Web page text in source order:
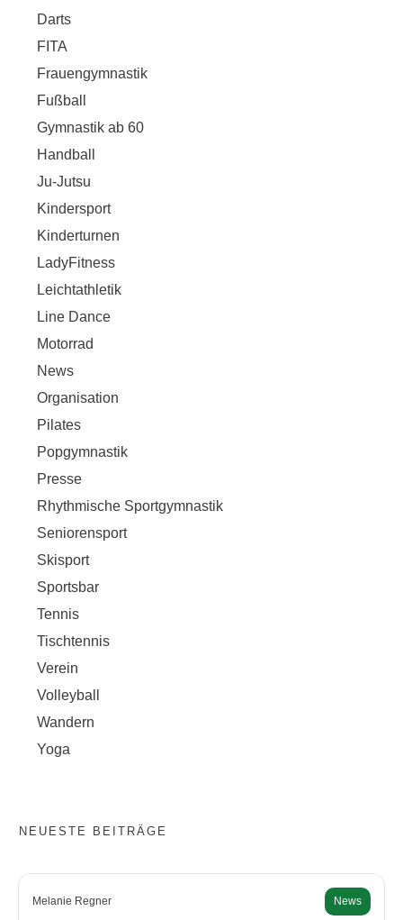
Darts
FITA
Frauengymnastik
Fußball
Gymnastik ab 60
Handball
Ju-Jutsu
Kindersport
Kinderturnen
LadyFitness
Leichtathletik
Line Dance
Motorrad
News
Organisation
Pilates
Popgymnastik
Presse
Rhythmische Sportgymnastik
Seniorensport
Skisport
Sportsbar
Tennis
Tischtennis
Verein
Volleyball
Wandern
Yoga
NEUESTE BEITRÄGE
Melanie Regner News